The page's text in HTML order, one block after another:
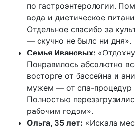
по гастроэнтерологии.
вода и диетическое
Отдельное спасибо за
— скучно не было ни дня».
Семья Ивановых:
Понравилось абсолютно
восторге от бассейна и
мужем — от спа-процедур
Полностью
рабочим годом».
Ольга, 35 лет: «Искала